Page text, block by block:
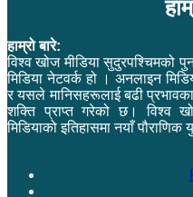
हाम्रो बारे:
विश्व खोज मीडिया सुदुरपश्चिमको
मिडिया नेटवर्क हो । अनलाइन
र यसले मानिसहरूलाई बढी
शक्ति प्राप्त गरेको छ। विश्व
मिडियाको इतिहासमा नयाँ